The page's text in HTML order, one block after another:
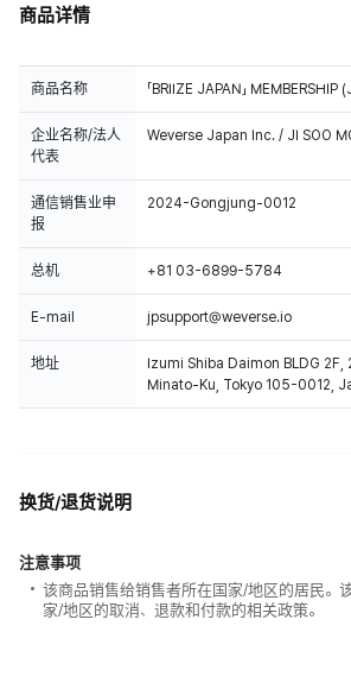
商品详情
商品名称 「BRIIZE JAPAN」 MEMBERSHIP
企业名称/法人
代表
Weverse Japan Inc. / JI SOO
通信销售业申
报
2024-Gongjung-0012
总机 +81 03-6899-5784
E-mail jpsupport@weverse.io
地址
Izumi Shiba Daimon BLDG 2F,
Minato-Ku, Tokyo 105-0012,
换货/退货说明
注意事项
该商品销售给销售者所在国家/地区的居民。
家/地区的取消、退款和付款的相关政策。